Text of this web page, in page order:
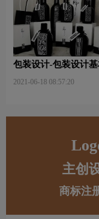
包装设计-包装设计
2021-06-18 08:57:20
主创
商标注